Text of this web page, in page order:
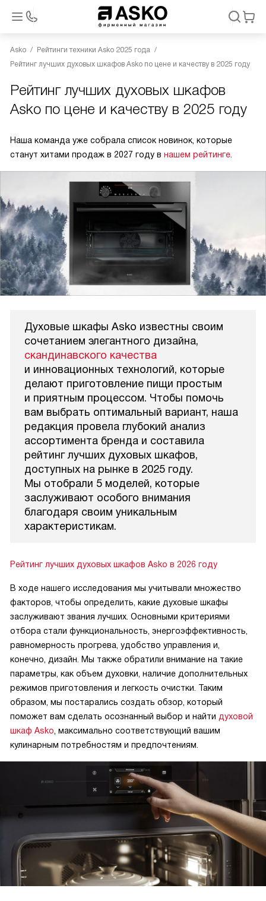
Asko
Рейтинги техники Asko 2025 года
Рейтинг лучших духовых шкафов Asko по цене и качеству в 2025 году
Рейтинг лучших духовых шкафов
Asko по цене и качеству в 2025 году
Наша команда уже собрала список новинок, которые
станут хитами продаж в 2027 году в нашем рейтинге
Духовые шкафы Asko известны своим
сочетанием элегантного дизайна,
скандинавского качества
и инновационных технологий, которые
делают приготовление пищи простым
и приятным процессом. Чтобы помочь
вам выбрать оптимальный вариант, наша
редакция провела глубокий анализ
ассортимента бренда и составила
рейтинг лучших духовых шкафов,
доступных на рынке в 2025 году.
Мы отобрали 5 моделей, которые
заслуживают особого внимания
благодаря своим уникальным
характеристикам.
Рейтинг лучших духовых шкафов Asko в 2026 году
В ходе нашего исследования мы учитывали множество
факторов, чтобы определить, какие духовые шкафы
заслуживают звания лучших. Основными критериями
отбора стали функциональность, энергоэффективность,
равномерность прогрева, удобство управления и,
конечно, дизайн. Мы также обратили внимание на такие
параметры, как объем духовки, наличие дополнительных
режимов приготовления и легкость очистки. Таким
образом, мы постарались создать обзор, который
поможет вам сделать осознанный выбор и найти духовой
шкаф Asko , максимально соответствующий вашим
кулинарным потребностям и предпочтениям.